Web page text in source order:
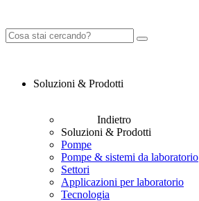
Soluzioni & Prodotti
Indietro
Soluzioni & Prodotti
Pompe
Pompe & sistemi da laboratorio
Settori
Applicazioni per laboratorio
Tecnologia